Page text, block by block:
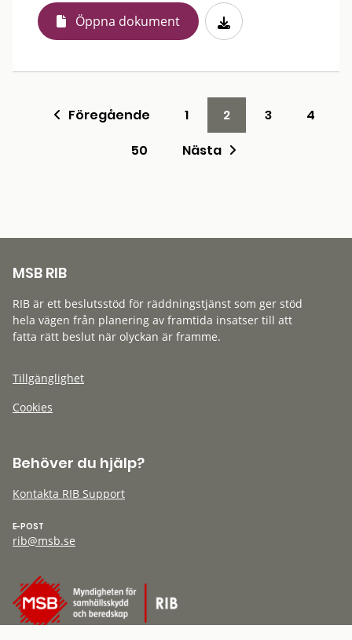
Öppna dokument
Föregående 1 2 3
4
50
Nästa
MSB RIB
RIB är ett beslutsstöd för räddningstjänst som ger stöd
hela vägen från planering av framtida insatser till att
fatta rätt beslut när olyckan är framme.
Tillgänglighet
Cookies
Behöver du hjälp?
Kontakta RIB Support
E-POST
rib@msb.se